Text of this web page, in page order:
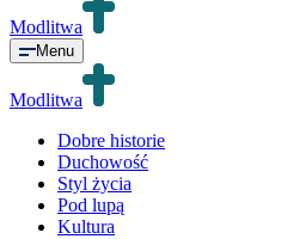
Modlitwa
Menu
Modlitwa
Dobre historie
Duchowość
Styl życia
Pod lupą
Kultura